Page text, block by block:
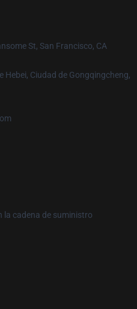
St, San Francisco, CA
Hebei, Ciudad de Gongqingcheng,
la cadena de suministro